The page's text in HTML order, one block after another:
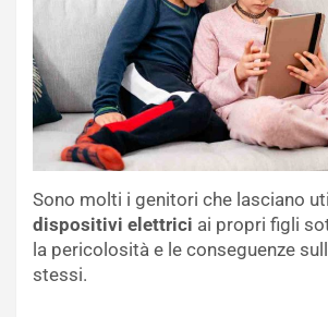
Sono molti i genitori che lasciano
dispositivi elettrici ai propri figli
la pericolosità e le conseguenze
stessi.